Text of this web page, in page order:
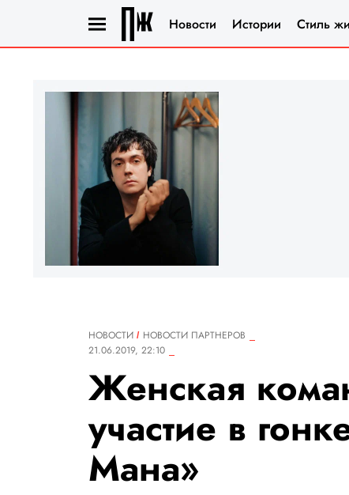
Новости Истории Стиль
НОВОСТИ
НОВОСТИ ПАРТНЕРОВ
21.06.2019, 22:10
Женская
участие в
Мана»